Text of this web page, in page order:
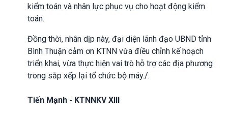
kiểm toán và nhân lực phục vụ cho hoạt động kiểm
toán.
Đồng thời, nhân dịp này, đại diện lãnh đạo UBND tỉnh
Bình Thuận cảm ơn KTNN vừa điều chỉnh kế hoạch
triển khai, vừa thực hiện vai trò hỗ trợ các địa phương
trong sắp xếp lại tổ chức bộ máy./.
Tiến Mạnh - KTNNKV XIII